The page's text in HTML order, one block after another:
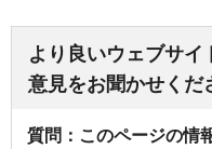
より良いウェブサ
意見をお聞かせくだ
質問：このページの情